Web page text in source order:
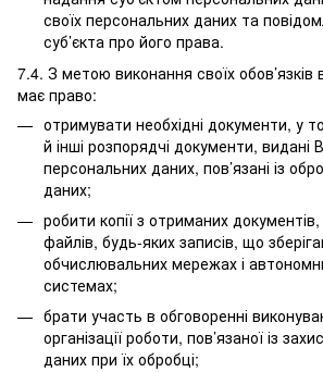
своїх персональних даних та
суб’єкта про його права.
7.4. З метою виконання своїх обов’язків
має право:
отримувати необхідні документи, у
й інші розпорядчі документи, видані
персональних даних, пов’язані із
даних;
робити копії з отриманих документів,
файлів, будь-яких записів, що
обчислювальних мережах і
системах;
брати участь в обговоренні
організації роботи, пов’язаної із
даних при їх обробці;